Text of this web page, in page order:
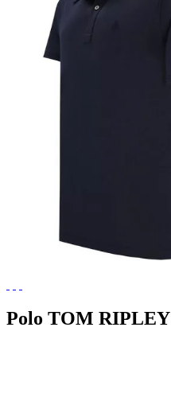
Polo TOM RIPLEY